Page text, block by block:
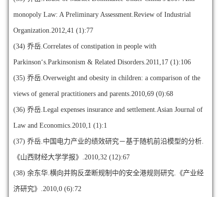
monopoly Law: A Preliminary Assessment.Review of Industrial
Organization.2012,41 (1):77
(34) 乔岳.Correlates of constipation in people with
Parkinson‘s.Parkinsonism & Related Disorders.2011,17 (1):106
(35) 乔岳.Overweight and obesity in children: a comparison of the
views of general practitioners and parents.2010,69 (0):68
(36) 乔岳.Legal expenses insurance and settlement.Asian Journal of
Law and Economics.2010,1 (1):1
(37) 乔岳.中国电力产业的绩效研究－基于随机前沿模型的分析.
《山西财经大学学报》.2010,32 (12):67
(38) 余东华.横向并购反垄断规制中的安全港规则研究.《产业经
济研究》.2010,0 (6):72